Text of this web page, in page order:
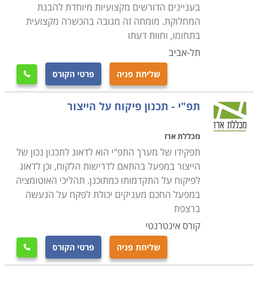
בעניינים הדורשים מקצועיות מיוחדת להבנת
המחלוקת. מומחה זה מגובה בהכשרה מקצועית
בתחומו, וחוות דעתו
תל-אביב
שליחת פניה פרטי הקורס 
תפ"י - תכנון פיקוח על הייצור
מכללת ארז
תפקידו של מערך התפ"י הוא לדאוג לתכנון נכון של
הייצור במפעל בהתאם לדרישות הלקוח, וכן לדאוג
לפיקוח על התקדמותו כמתוכנן. תהליכי האוטומציה
במפעל החכם מעניקים יכולת לפקח על הנעשה
ברצפת
קורס אינטרנטי
שליחת פניה פרטי הקורס 